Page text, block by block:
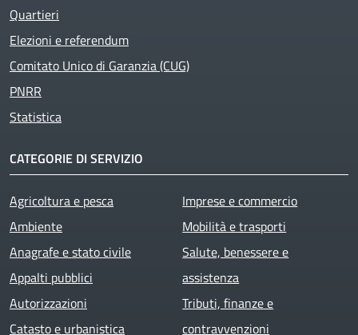
Quartieri
Elezioni e referendum
Comitato Unico di Garanzia (CUG)
PNRR
Statistica
CATEGORIE DI SERVIZIO
Agricoltura e pesca
Ambiente
Anagrafe e stato civile
Appalti pubblici
Autorizzazioni
Catasto e urbanistica
Imprese e commercio
Mobilità e trasporti
Salute, benessere e
assistenza
Tributi, finanze e
contravvenzioni